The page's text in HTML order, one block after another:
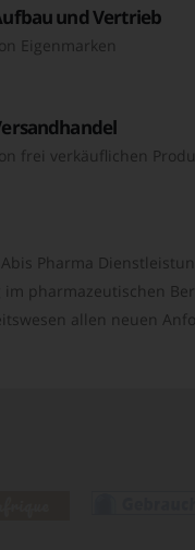
und Vertrieb
Eigenmarken
frei verkäuflichen
Pharma
im pharmazeutischen
allen neuen